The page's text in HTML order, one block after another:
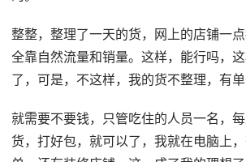
整整，整理了一天的货，网上的店铺一
全靠自然流量和销量。这样，能行吗，
了，可是，不这样，我的货不整理，有
就需要不要钱，只管吃住的人员一名，
货，打好包，就可以了，我就在电脑上